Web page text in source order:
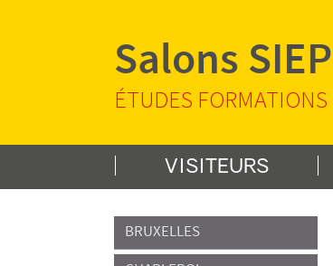
Salons SIEP
ÉTUDES
VISITEURS
BRUXELLES